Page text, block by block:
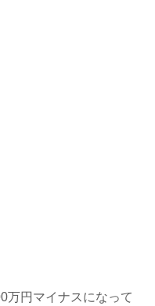
万円マイナスになって